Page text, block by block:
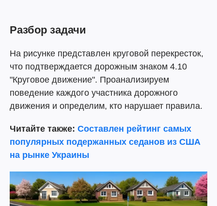
Разбор задачи
На рисунке представлен круговой перекресток,
что подтверждается дорожным знаком 4.10
"Круговое движение". Проанализируем
поведение каждого участника дорожного
движения и определим, кто нарушает правила.
Читайте также: Составлен рейтинг самых
популярных подержанных седанов из США
на рынке Украины